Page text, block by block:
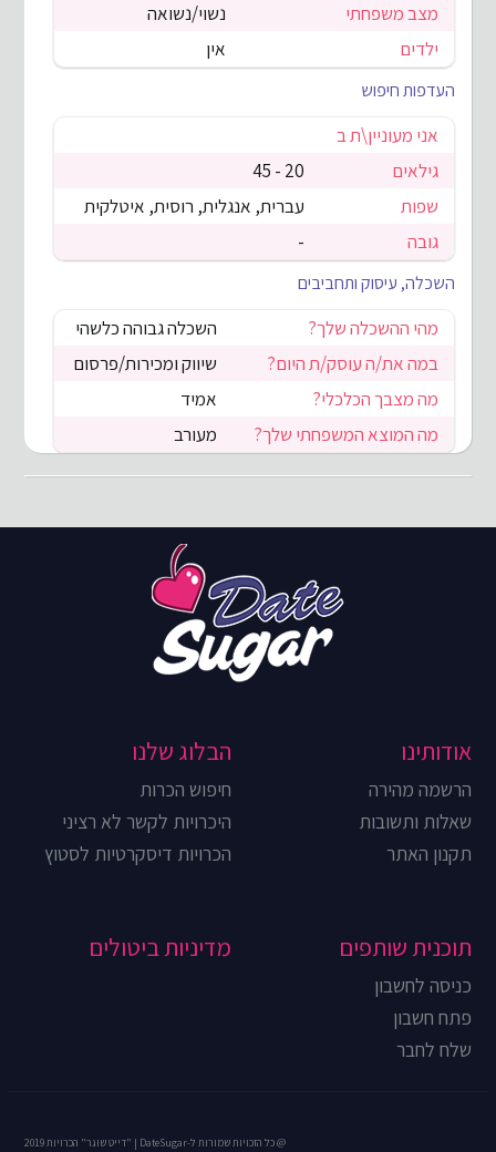
מצב משפחתי
נשוי/נשואה
ילדים
אין
העדפות חיפוש
אני מעוניין\ת ב
גילאים
20 - 45
שפות
עברית, אנגלית, רוסית, איטלקית
גובה
-
השכלה, עיסוק ותחביבים
מהי ההשכלה שלך?
השכלה גבוהה כלשהי
במה את/ה עוסק/ת היום?
שיווק ומכירות/פרסום
מה מצבך הכלכלי?
אמיד
מה המוצא המשפחתי שלך?
מעורב
אודותינו
הרשמה מהירה
שאלות ותשובות
תקנון האתר
הבלוג שלנו
חיפוש הכרות
היכרויות לקשר לא רציני
הכרויות דיסקרטיות לסטוץ
תוכנית שותפים
כניסה לחשבון
פתח חשבון
שלח לחבר
מדיניות ביטולים
@ כל הזכויות שמורות ל-DateSugar | "דייט שוגר" הכרויות 2019